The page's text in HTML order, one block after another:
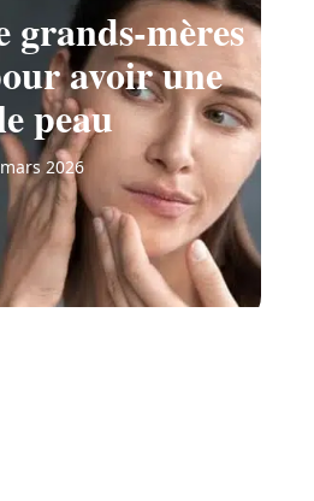
grands-mères
avoir une
peau
2026